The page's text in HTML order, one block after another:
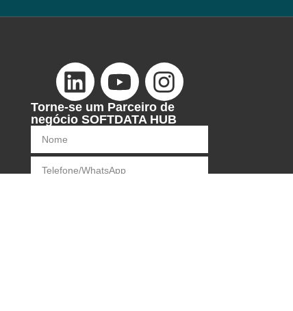
Torne-se um Parceiro de
negócio SOFTDATA HUB